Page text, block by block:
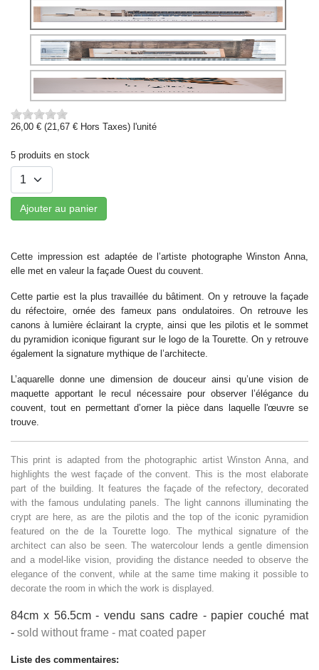
26,00 € (21,67 € Hors Taxes) l'unité
5 produits en stock
Ajouter au panier
Cette impression est adaptée de l’artiste photographe Winston Anna,
elle met en valeur la façade Ouest du couvent.
Cette partie est la plus travaillée du bâtiment. On y retrouve la façade
du réfectoire, ornée des fameux pans ondulatoires. On retrouve les
canons à lumière éclairant la crypte, ainsi que les pilotis et le sommet
du pyramidion iconique figurant sur le logo de la Tourette. On y retrouve
également la signature mythique de l’architecte.
L’aquarelle donne une dimension de douceur ainsi qu’une vision de
maquette apportant le recul nécessaire pour observer l’élégance du
couvent, tout en permettant d’orner la pièce dans laquelle l'œuvre se
trouve.
This print is adapted from the photographic artist Winston Anna, and
highlights the west façade of the convent. This is the most elaborate
part of the building. It features the façade of the refectory, decorated
with the famous undulating panels. The light cannons illuminating the
crypt are here, as are the pilotis and the top of the iconic pyramidion
featured on the de la Tourette logo. The mythical signature of the
architect can also be seen. The watercolour lends a gentle dimension
and a model-like vision, providing the distance needed to observe the
elegance of the convent, while at the same time making it possible to
decorate the room in which the work is displayed.
84cm x 56.5cm - vendu sans cadre - papier couché mat
- sold without frame - mat coated paper
Liste des commentaires: